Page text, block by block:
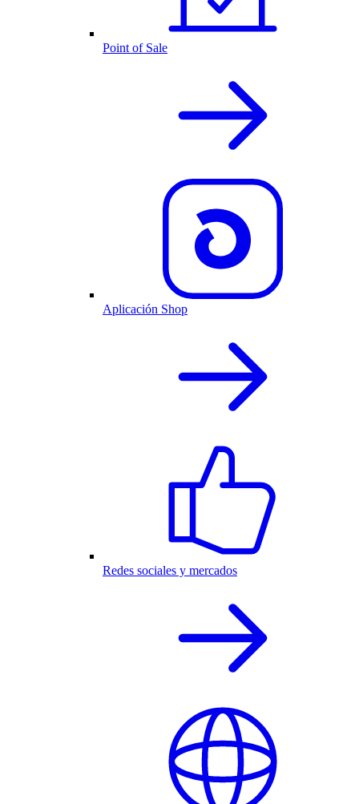
Point of Sale
Aplicación Shop
Redes sociales y mercados